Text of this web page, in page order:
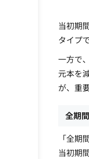
当初期
タイプ
一方で
元本を
が、重
全期
「全
当初期